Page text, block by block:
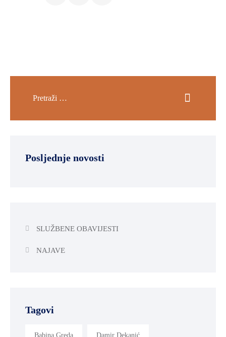
Posljednje novosti
SLUŽBENE OBAVIJESTI
NAJAVE
Tagovi
Babina Greda Damir Dekanić